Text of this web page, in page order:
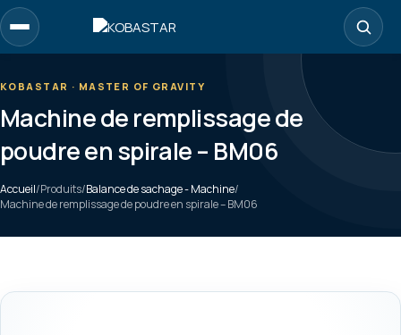
Aller
au
contenu
KOBASTAR · MASTER OF GRAVITY
Machine de remplissage de
poudre en spirale – BM06
Accueil/Produits/Balance de sachage - Machine/
Machine de remplissage de poudre en spirale – BM06